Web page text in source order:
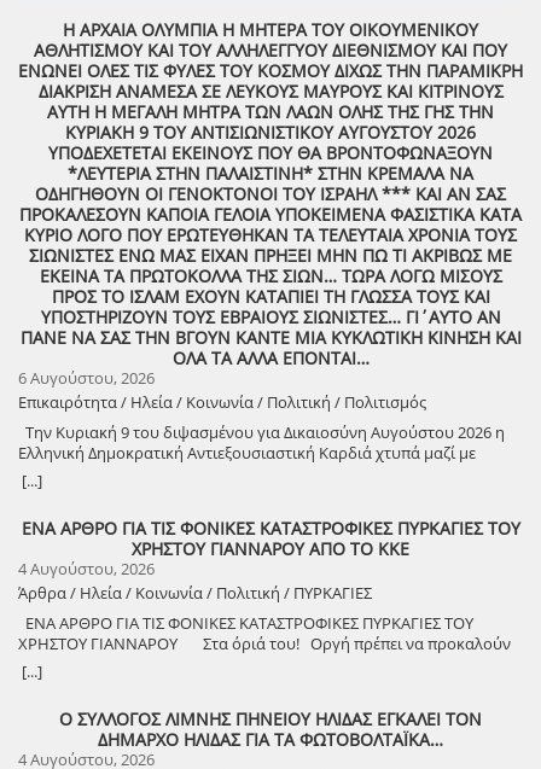
Η ΑΡΧΑΙΑ ΟΛΥΜΠΙΑ Η ΜΗΤΕΡΑ ΤΟΥ ΟΙΚΟΥΜΕΝΙΚΟΥ
ΑΘΛΗΤΙΣΜΟΥ ΚΑΙ ΤΟΥ ΑΛΛΗΛΕΓΓΥΟΥ ΔΙΕΘΝΙΣΜΟΥ ΚΑΙ ΠΟΥ
ΕΝΩΝΕΙ ΟΛΕΣ ΤΙΣ ΦΥΛΕΣ ΤΟΥ ΚΟΣΜΟΥ ΔΙΧΩΣ ΤΗΝ ΠΑΡΑΜΙΚΡΗ
ΔΙΑΚΡΙΣΗ ΑΝΑΜΕΣΑ ΣΕ ΛΕΥΚΟΥΣ ΜΑΥΡΟΥΣ ΚΑΙ ΚΙΤΡΙΝΟΥΣ
ΑΥΤΗ Η ΜΕΓΑΛΗ ΜΗΤΡΑ ΤΩΝ ΛΑΩΝ ΟΛΗΣ ΤΗΣ ΓΗΣ ΤΗΝ
ΚΥΡΙΑΚΗ 9 ΤΟΥ ΑΝΤΙΣΙΩΝΙΣΤΙΚΟΥ ΑΥΓΟΥΣΤΟΥ 2026
ΥΠΟΔΕΧΕΤΕΤΑΙ ΕΚΕΙΝΟΥΣ ΠΟΥ ΘΑ ΒΡΟΝΤΟΦΩΝΑΞΟΥΝ
*ΛΕΥΤΕΡΙΑ ΣΤΗΝ ΠΑΛΑΙΣΤΙΝΗ* ΣΤΗΝ ΚΡΕΜΑΛΑ ΝΑ
ΟΔΗΓΗΘΟΥΝ ΟΙ ΓΕΝΟΚΤΟΝΟΙ ΤΟΥ ΙΣΡΑΗΛ *** ΚΑΙ ΑΝ ΣΑΣ
ΠΡΟΚΑΛΕΣΟΥΝ ΚΑΠΟΙΑ ΓΕΛΟΙΑ ΥΠΟΚΕΙΜΕΝΑ ΦΑΣΙΣΤΙΚΑ ΚΑΤΑ
ΚΥΡΙΟ ΛΟΓΟ ΠΟΥ ΕΡΩΤΕΥΘΗΚΑΝ ΤΑ ΤΕΛΕΥΤΑΙΑ ΧΡΟΝΙΑ ΤΟΥΣ
ΣΙΩΝΙΣΤΕΣ ΕΝΩ ΜΑΣ ΕΙΧΑΝ ΠΡΗΞΕΙ ΜΗΝ ΠΩ ΤΙ ΑΚΡΙΒΩΣ ΜΕ
ΕΚΕΙΝΑ ΤΑ ΠΡΩΤΟΚΟΛΛΑ ΤΗΣ ΣΙΩΝ… ΤΩΡΑ ΛΟΓΩ ΜΙΣΟΥΣ
ΠΡΟΣ ΤΟ ΙΣΛΑΜ ΕΧΟΥΝ ΚΑΤΑΠΙΕΙ ΤΗ ΓΛΩΣΣΑ ΤΟΥΣ ΚΑΙ
ΥΠΟΣΤΗΡΙΖΟΥΝ ΤΟΥΣ ΕΒΡΑΙΟΥΣ ΣΙΩΝΙΣΤΕΣ… ΓΙ΄ΑΥΤΟ ΑΝ
ΠΑΝΕ ΝΑ ΣΑΣ ΤΗΝ ΒΓΟΥΝ ΚΑΝΤΕ ΜΙΑ ΚΥΚΛΩΤΙΚΗ ΚΙΝΗΣΗ ΚΑΙ
ΟΛΑ ΤΑ ΑΛΛΑ ΕΠΟΝΤΑΙ…
6 Αυγούστου, 2026
Επικαιρότητα / Ηλεία / Κοινωνία / Πολιτική / Πολιτισμός
Την Κυριακή 9 του διψασμένου για Δικαιοσύνη Αυγούστου 2026 η
Ελληνική Δημοκρατική Αντιεξουσιαστική Καρδιά χτυπά μαζί με
ΟΛΟΥΣ τους Συναγωνιστές για την Παλαιστίνη μέρα Μνήμης και
Αγώνα!
[...]
ΕΝΑ ΑΡΘΡΟ ΓΙΑ ΤΙΣ ΦΟΝΙΚΕΣ ΚΑΤΑΣΤΡΟΦΙΚΕΣ ΠΥΡΚΑΓΙΕΣ ΤΟΥ
ΧΡΗΣΤΟΥ ΓΙΑΝΝΑΡΟΥ ΑΠΟ ΤΟ ΚΚΕ
4 Αυγούστου, 2026
Άρθρα / Ηλεία / Κοινωνία / Πολιτική / ΠΥΡΚΑΓΙΕΣ
ΕΝΑ ΑΡΘΡΟ ΓΙΑ ΤΙΣ ΦΟΝΙΚΕΣ ΚΑΤΑΣΤΡΟΦΙΚΕΣ ΠΥΡΚΑΓΙΕΣ ΤΟΥ
ΧΡΗΣΤΟΥ ΓΙΑΝΝΑΡΟΥ Στα όριά του! Οργή πρέπει να προκαλούν
τα αναμασήματα του πρωθυπουργού και κυβερνητικών στελεχών,
που παίζουν την κασέτα της «κλιματικής αλλαγής» και της ατομικής
Αποκορύφωμα ήταν η δήλωση του υπουργού Πολιτικής Προστασίας,
ότι ο κρατικός μηχανισμός έχει φτάσει «στα όριά του», όταν πριν από
[...]
Ο ΣΥΛΛΟΓΟΣ ΛΙΜΝΗΣ ΠΗΝΕΙΟΥ ΗΛΙΔΑΣ ΕΓΚΑΛΕΙ ΤΟΝ
ΔΗΜΑΡΧΟ ΗΛΙΔΑΣ ΓΙΑ ΤΑ ΦΩΤΟΒΟΛΤΑΪΚΑ…
4 Αυγούστου, 2026